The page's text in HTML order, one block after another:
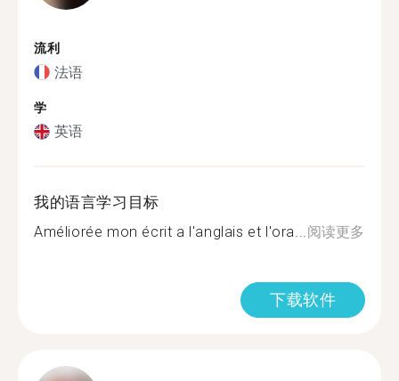
流利
法语
学
英语
我的语言学习目标
Améliorée mon écrit a l'anglais et l'ora...阅读更多
下载软件